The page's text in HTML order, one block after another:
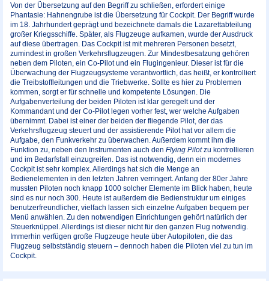
Von der Übersetzung auf den Begriff zu schließen, erfordert einige
Phantasie: Hahnengrube ist die Übersetzung für Cockpit. Der Begriff wurde
im 18. Jahrhundert geprägt und bezeichnete damals die Lazarettabteilung
großer Kriegsschiffe. Später, als Flugzeuge aufkamen, wurde der Ausdruck
auf diese übertragen. Das Cockpit ist mit mehreren Personen besetzt,
zumindest in großen Verkehrsflugzeugen. Zur Mindestbesatzung gehören
neben dem Piloten, ein Co-Pilot und ein Flugingenieur. Dieser ist für die
Überwachung der Flugzeugsysteme verantwortlich, das heißt, er kontrolliert
die Treibstoffleitungen und die Triebwerke. Sollte es hier zu Problemen
kommen, sorgt er für schnelle und kompetente Lösungen. Die
Aufgabenverteilung der beiden Piloten ist klar geregelt und der
Kommandant und der Co-Pilot legen vorher fest, wer welche Aufgaben
übernimmt. Dabei ist einer der beiden der fliegende Pilot, der das
Verkehrsflugzeug steuert und der assistierende Pilot hat vor allem die
Aufgabe, den Funkverkehr zu überwachen. Außerdem kommt ihm die
Funktion zu, neben den Instrumenten auch den Flying Pilotzu kontrollieren
und im Bedarfsfall einzugreifen. Das ist notwendig, denn ein modernes
Cockpit ist sehr komplex. Allerdings hat sich die Menge an
Bedienelementen in den letzten Jahren verringert. Anfang der 80er Jahre
mussten Piloten noch knapp 1000 solcher Elemente im Blick haben, heute
sind es nur noch 300. Heute ist außerdem die Bedienstruktur um einiges
benutzerfreundlicher, vielfach lassen sich einzelne Aufgaben bequem per
Menü anwählen. Zu den notwendigen Einrichtungen gehört natürlich der
Steuerknüppel. Allerdings ist dieser nicht für den ganzen Flug notwendig.
Immerhin verfügen große Flugzeuge heute über Autopiloten, die das
Flugzeug selbstständig steuern – dennoch haben die Piloten viel zu tun im
Cockpit.